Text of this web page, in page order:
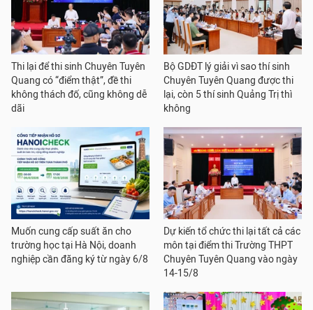
Thi lại để thi sinh Chuyên Tuyên
Quang có “điểm thật”, đề thi
không thách đố, cũng không dễ
dãi
Bộ GDĐT lý giải vì sao thí sinh
Chuyên Tuyên Quang được thi
lại, còn 5 thí sinh Quảng Trị thì
không
Muốn cung cấp suất ăn cho
trường học tại Hà Nội, doanh
nghiệp cần đăng ký từ ngày 6/8
Dự kiến tổ chức thi lại tất cả các
môn tại điểm thi Trường THPT
Chuyên Tuyên Quang vào ngày
14-15/8